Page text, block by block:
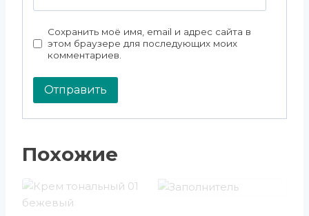
Сохранить моё имя, email и адрес сайта в
этом браузере для последующих моих
комментариев.
Похожие